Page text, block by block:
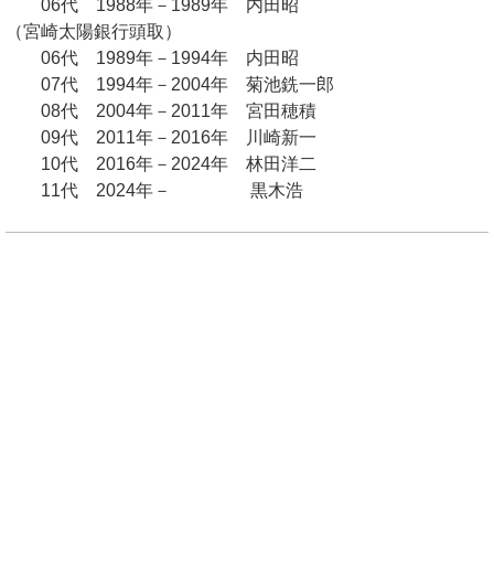
06代 1988年－1989年 内田昭
（宮崎太陽銀行頭取）
06代 1989年－1994年 内田昭
07代 1994年－2004年 菊池銑一郎
08代 2004年－2011年 宮田穂積
09代 2011年－2016年 川崎新一
10代 2016年－2024年 林田洋二
11代 2024年－ 黒木浩